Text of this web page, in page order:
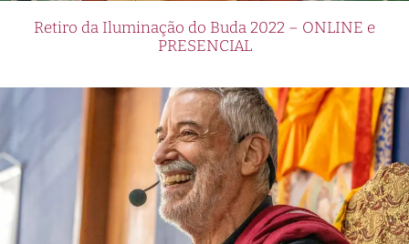
Retiro da Iluminação do Buda 2022 – ONLINE e
PRESENCIAL